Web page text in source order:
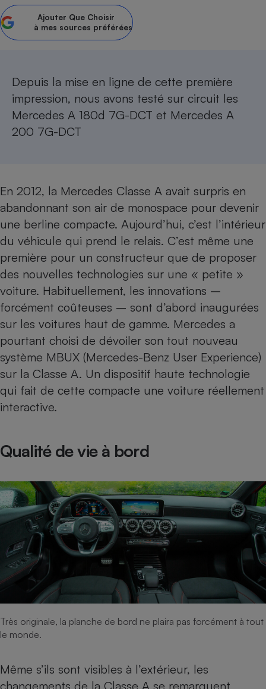
Ajouter Que Choisir
à mes sources préférées
Depuis la mise en ligne de cette première
impression, nous avons testé sur circuit les
Mercedes A 180d 7G-DCT et Mercedes A
200 7G-DCT
En 2012, la Mercedes Classe A avait surpris en
abandonnant son air de monospace pour devenir
une berline compacte. Aujourd’hui, c’est l’intérieur
du véhicule qui prend le relais. C’est même une
première pour un constructeur que de proposer
des nouvelles technologies sur une « petite »
voiture. Habituellement, les innovations –
forcément coûteuses – sont d’abord inaugurées
sur les voitures haut de gamme. Mercedes a
pourtant choisi de dévoiler son tout nouveau
système MBUX (Mercedes-Benz User Experience)
sur la Classe A. Un dispositif haute technologie
qui fait de cette compacte une voiture réellement
interactive.
Qualité de vie à bord
Très originale, la planche de bord ne plaira pas forcément à tout
le monde.
Même s’ils sont visibles à l’extérieur, les
changements de la Classe A se remarquent
Plaque de cuisson à
induction
Cafetière à expressos
Robot ménager
Téléphone mobile -
Smartphone
Matelas
Radiateur électrique
Climatiseur -
Ventilateur